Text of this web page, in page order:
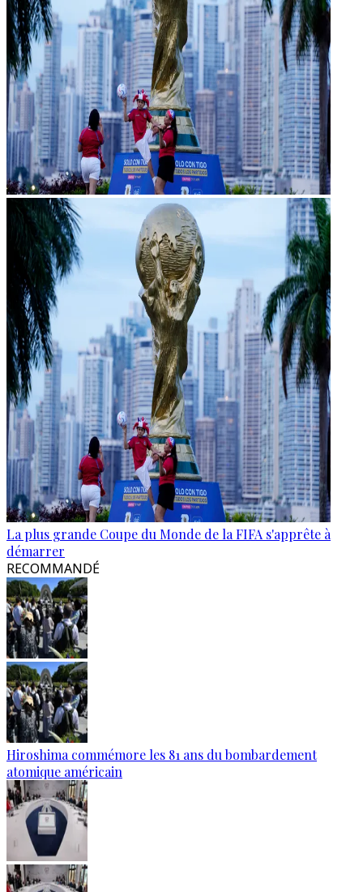
La plus grande Coupe du Monde de la FIFA s'apprête à
démarrer
RECOMMANDÉ
Hiroshima commémore les 81 ans du bombardement
atomique américain